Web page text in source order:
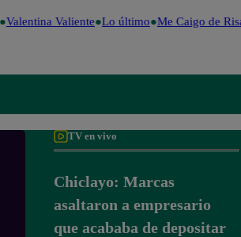
Valentina Valiente Lo último Me Caigo de Risa
TV en vivo
Chiclayo: Marcas
asaltaron a empresario
que acababa de depositar